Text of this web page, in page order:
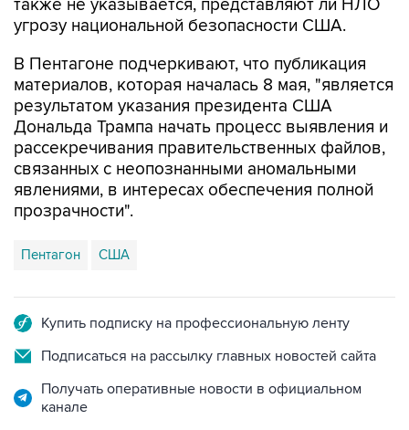
В Пентагоне подчеркивают, что публикация
результатом указания президента США
Дональда Трампа начать процесс выявления и
рассекречивания правительственных файлов,
связанных с неопознанными аномальными
явлениями, в интересах обеспечения полной
прозрачности".
Пентагон США
Подписаться на рассылку главных новостей сайта
Получать оперативные новости в официальном